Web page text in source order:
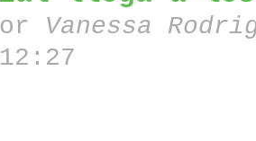
Vanessa